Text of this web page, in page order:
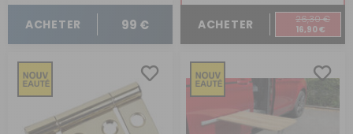
ACHETER 99 € ACHETER 26,30 €
16,90 €